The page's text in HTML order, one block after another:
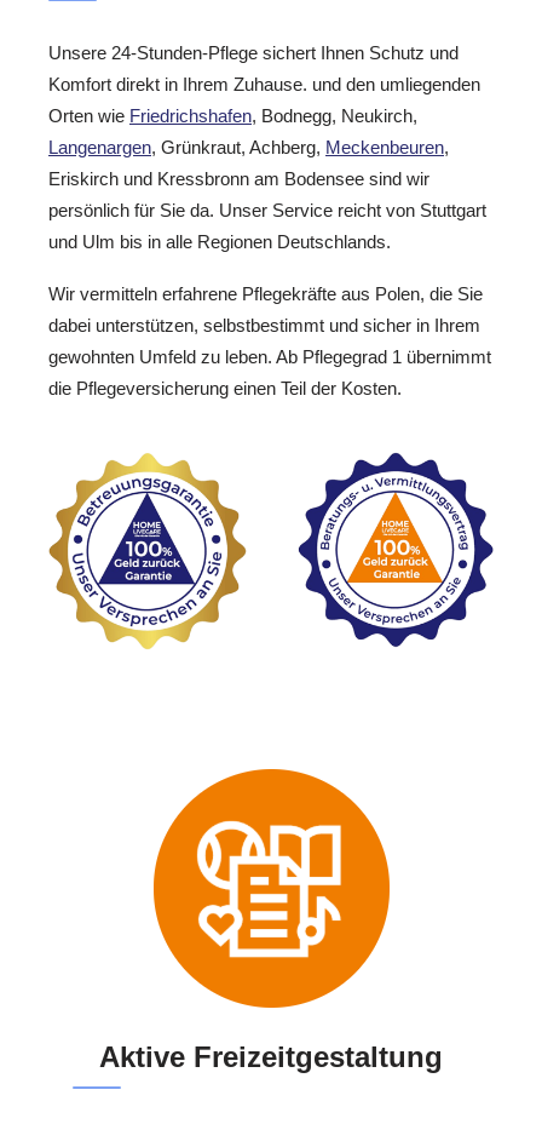
Unsere 24-Stunden-Pflege sichert Ihnen Schutz und
Komfort direkt in Ihrem Zuhause. und den umliegenden
Orten wie Friedrichshafen, Bodnegg, Neukirch,
Langenargen, Grünkraut, Achberg, Meckenbeuren,
Eriskirch und Kressbronn am Bodensee sind wir
persönlich für Sie da. Unser Service reicht von Stuttgart
und Ulm bis in alle Regionen Deutschlands.
Wir vermitteln erfahrene Pflegekräfte aus Polen, die Sie
dabei unterstützen, selbstbestimmt und sicher in Ihrem
gewohnten Umfeld zu leben. Ab Pflegegrad 1 übernimmt
die Pflegeversicherung einen Teil der Kosten.
Aktive Freizeitgestaltung